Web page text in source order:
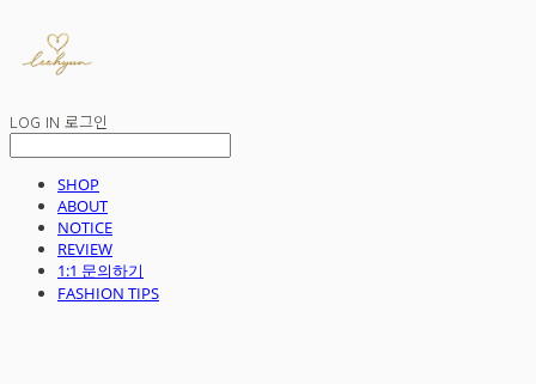
LOG IN 로그인
SHOP
ABOUT
NOTICE
REVIEW
1:1 문의하기
FASHION TIPS